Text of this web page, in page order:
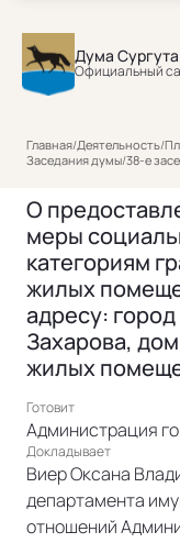
Дума Сургута
Официальный
Главная/Деятельность/
Заседания думы/38-е
О
меры
категориям
жилых
адресу:
Захарова,
жилых
Готовит
Администрация
Докладывает
Виер Оксана
департамента
отношений